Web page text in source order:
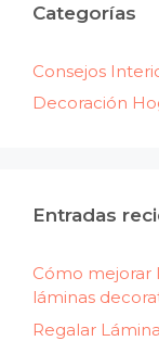
Categorías
Consejos
Decoración
Entradas
Cómo mejorar
láminas
Regalar